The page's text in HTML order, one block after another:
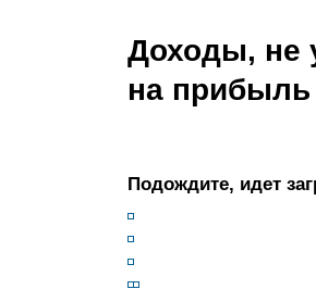
Доходы, не
на прибыль
Подождите, идет